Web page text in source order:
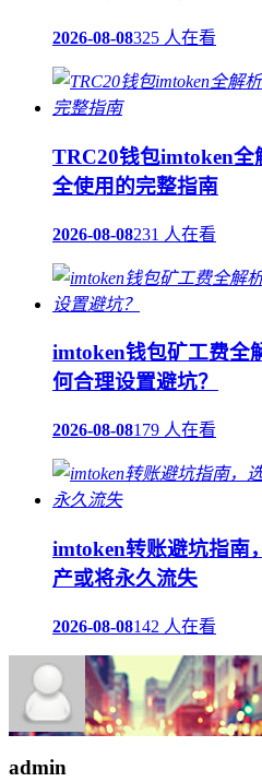
2026-08-08325 人在看
TRC20钱包imtoken
全使用的完整指南
2026-08-08231 人在看
imtoken钱包矿工费全
何合理设置避坑？
2026-08-08179 人在看
imtoken转账避坑指南
产或将永久流失
2026-08-08142 人在看
admin